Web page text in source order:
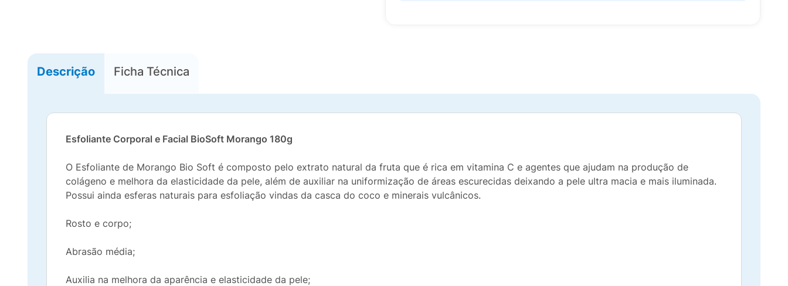
Descrição Ficha Técnica
Esfoliante Corporal e Facial BioSoft Morango 180g
O Esfoliante de Morango Bio Soft é composto pelo extrato natural da fruta que é rica em vitamina C e agentes que ajudam na produção de
colágeno e melhora da elasticidade da pele, além de auxiliar na uniformização de áreas escurecidas deixando a pele ultra macia e mais iluminada.
Possui ainda esferas naturais para esfoliação vindas da casca do coco e minerais vulcânicos.
Rosto e corpo;
Abrasão média;
Auxilia na melhora da aparência e elasticidade da pele;